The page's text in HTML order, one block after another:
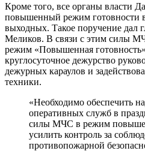
Кроме того, все органы власти
повышенный режим готовности
выходных. Такое поручение дал
Меликов. В связи с этим силы
режим «Повышенная
круглосуточное дежурство
дежурных караулов и
техники.
«Необходимо обеспечить
оперативных служб в
силы МЧС в режим
усилить контроль за
противопожарной